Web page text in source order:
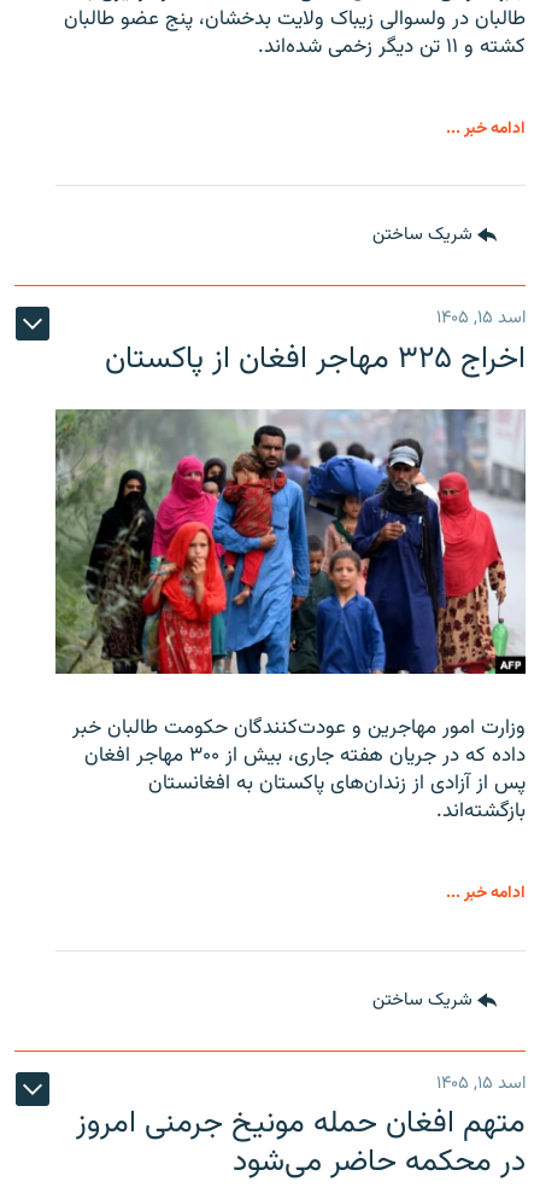
طالبان در ولسوالی زیباک ولایت بدخشان، پنج عضو طالبان
کشته و ۱۱ تن دیگر زخمی شده‌اند.
ادامه خبر ...
شریک ساختن
اسد ۱۵, ۱۴۰۵
اخراج ۳۲۵ مهاجر افغان از پاکستان
وزارت امور مهاجرین و عودت‌کنندگان حکومت طالبان خبر
داده که در جریان هفته جاری، بیش از ۳۰۰ مهاجر افغان
پس از آزادی از زندان‌های پاکستان به افغانستان
بازگشته‌اند.
ادامه خبر ...
شریک ساختن
اسد ۱۵, ۱۴۰۵
متهم افغان حمله مونیخ جرمنی امروز
در محکمه حاضر می‌شود